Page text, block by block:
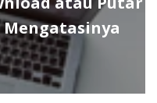
Mengatasinya